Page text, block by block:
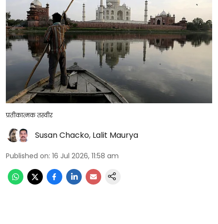
प्रतीकात्मक तस्वीर
Susan Chacko, Lalit Maurya
Published on: 16 Jul 2026, 11:58 am